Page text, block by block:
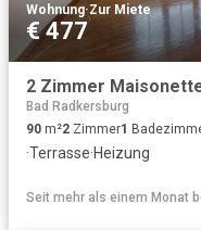
Wohnung·Zur Miete
€ 477
2 Zimmer
Bad Radkersburg
90 m²2 Zimmer1
·Terrasse·Heizung
Seit mehr als einem Monat